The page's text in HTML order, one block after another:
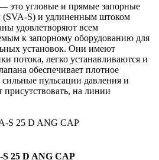
это угловые и прямые запорные
(SVA-S) и удлиненным штоком
удовлетворяют всем
к запорному оборудованию для
установок. Они имеют
потока, легко устанавливаются и
обеспечивает плотное
пульсации давления и
на линии
25 D ANG CAP